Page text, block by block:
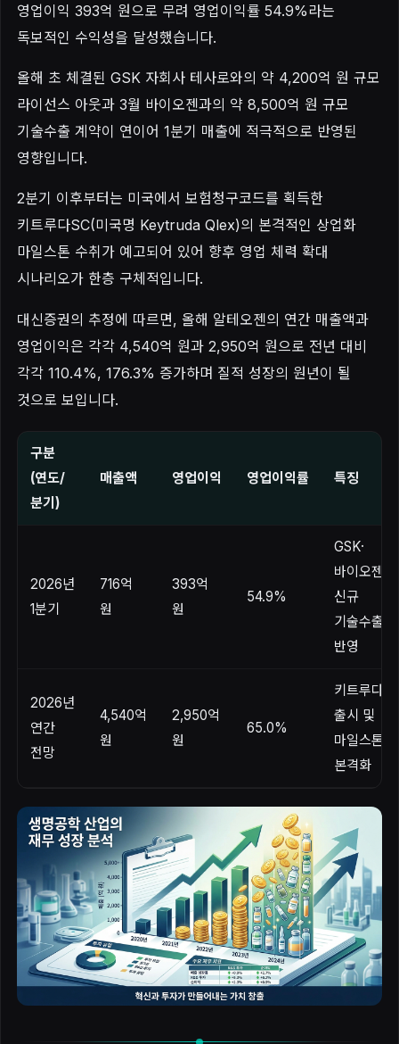
영업이익 393억 원으로 무려 영업이익률 54.9%라는
독보적인 수익성을 달성했습니다.
올해 초 체결된 GSK 자회사 테사로와의 약 4,200억 원 규모
라이선스 아웃과 3월 바이오젠과의 약 8,500억 원 규모
기술수출 계약이 연이어 1분기 매출에 적극적으로 반영된
영향입니다.
2분기 이후부터는 미국에서 보험청구코드를 획득한
키트루다SC(미국명 Keytruda Qlex)의 본격적인 상업화
마일스톤 수취가 예고되어 있어 향후 영업 체력 확대
시나리오가 한층 구체적입니다.
대신증권의 추정에 따르면, 올해 알테오젠의 연간 매출액과
영업이익은 각각 4,540억 원과 2,950억 원으로 전년 대비
각각 110.4%, 176.3% 증가하며 질적 성장의 원년이 될
것으로 보입니다.
구분
(연도/
분기)
매출액 영업이익 영업이익률 특징
2026년
1분기
716억
원
393억
원
54.9%
GSK·
바이오젠
신규
기술수출
반영
2026년
연간
전망
4,540억
원
2,950억
원
65.0%
키트루다
출시 및
마일스톤
본격화